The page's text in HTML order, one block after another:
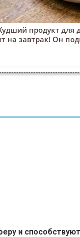
продукт для
на завтрак! Он
и